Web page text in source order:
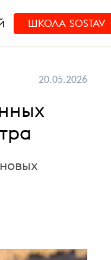
ШКОЛА SOSTAV
20.05.2026